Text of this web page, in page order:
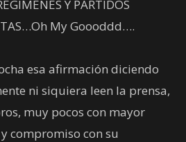
Y PARTIDOS
My Goooddd….
esa afirmación diciendo
ni siquiera leen la prensa,
muy pocos con mayor
compromiso con su